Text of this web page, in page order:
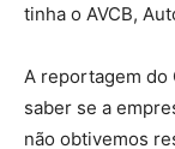
tinha o AVCB,
A reportagem do
saber se a
não obtivemos